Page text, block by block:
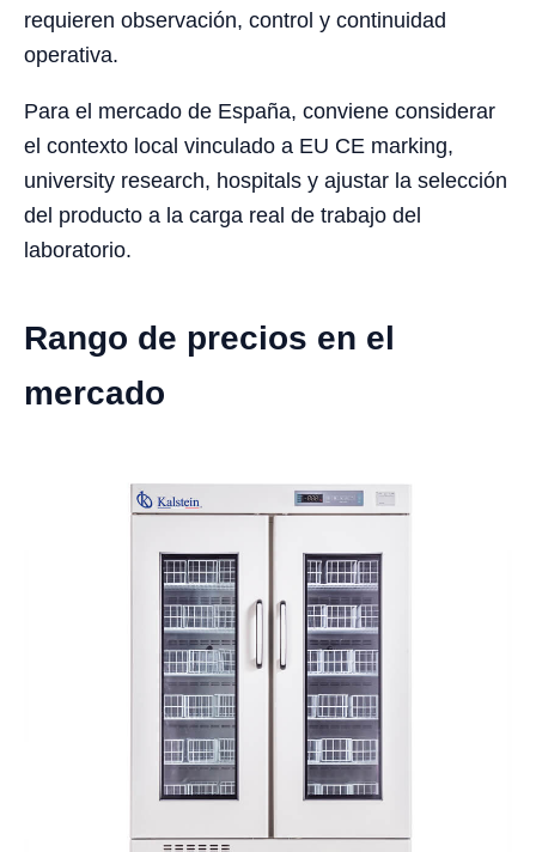
requieren observación, control y continuidad
operativa.
Para el mercado de España, conviene considerar
el contexto local vinculado a EU CE marking,
university research, hospitals y ajustar la selección
del producto a la carga real de trabajo del
laboratorio.
Rango de precios en el
mercado